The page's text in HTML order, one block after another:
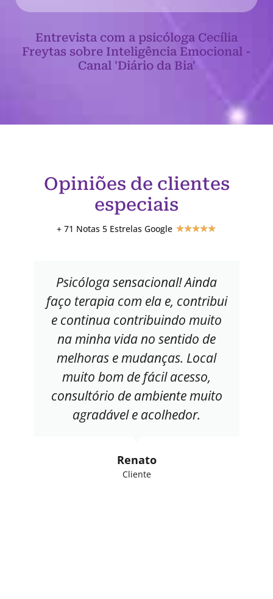
Entrevista com a psicóloga Cecília
Freytas sobre Inteligência Emocional -
Canal 'Diário da Bia'
Opiniões de clientes
especiais
+ 71 Notas 5 Estrelas Google ★★★★★
Psicóloga sensacional! Ainda
faço terapia com ela e, contribui
e continua contribuindo muito
na minha vida no sentido de
melhoras e mudanças. Local
muito bom de fácil acesso,
consultório de ambiente muito
agradável e acolhedor.
Renato
Cliente